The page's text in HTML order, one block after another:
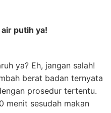
putih ya!
ya? Eh, jangan salah!
berat badan ternyata
prosedur tertentu.
menit sesudah makan